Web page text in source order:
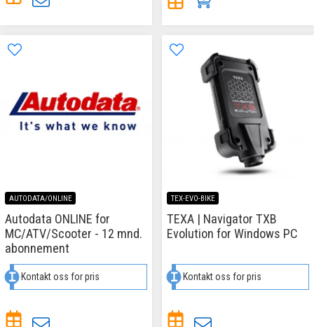
AUTODATA/ONLINE
Autodata ONLINE for
MC/ATV/Scooter - 12 mnd.
abonnement
Kontakt oss for pris
TEX-EVO-BIKE
TEXA | Navigator TXB
Evolution for Windows PC
Kontakt oss for pris